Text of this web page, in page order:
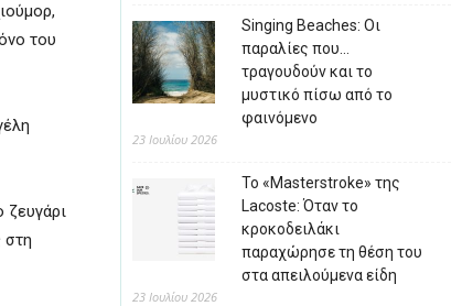
του
ζευγάρι
στη
Singing Beaches: Οι
παραλίες που…
τραγουδούν και το
μυστικό πίσω από το
φαινόμενο
23 Ιουλίου 2026
Το «Masterstroke» της
Lacoste: Όταν το
κροκοδειλάκι
παραχώρησε τη θέση του
στα απειλούμενα είδη
23 Ιουλίου 2026